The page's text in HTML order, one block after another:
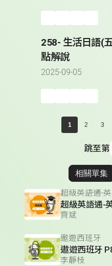
258- 生活日語(
點解說
2025-09-05
1 2 3
跳至第
相關單集
超級英語通-
齊斌
遨遊西班牙
遨遊西班牙
李靜枝